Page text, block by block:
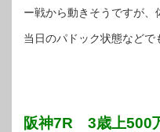
ー戦から動きそうですが、
当日のパドック状態などで
阪神7R 3歳上500